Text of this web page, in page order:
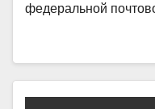
федеральной